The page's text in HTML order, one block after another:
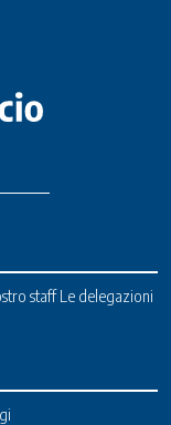
staff Le delegazioni